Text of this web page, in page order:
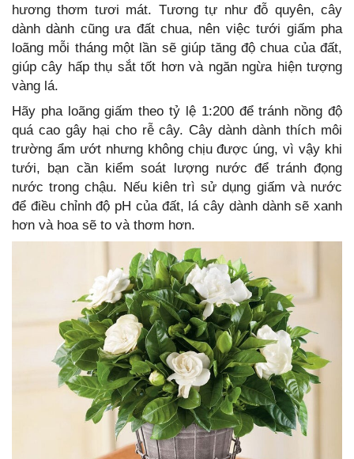
hương thơm tươi mát. Tương tự như đỗ quyên, cây
dành dành cũng ưa đất chua, nên việc tưới giấm pha
loãng mỗi tháng một lần sẽ giúp tăng độ chua của đất,
giúp cây hấp thụ sắt tốt hơn và ngăn ngừa hiện tượng
vàng lá.
Hãy pha loãng giấm theo tỷ lệ 1:200 để tránh nồng độ
quá cao gây hại cho rễ cây. Cây dành dành thích môi
trường ẩm ướt nhưng không chịu được úng, vì vậy khi
tưới, bạn cần kiểm soát lượng nước để tránh đọng
nước trong chậu. Nếu kiên trì sử dụng giấm và nước
để điều chỉnh độ pH của đất, lá cây dành dành sẽ xanh
hơn và hoa sẽ to và thơm hơn.